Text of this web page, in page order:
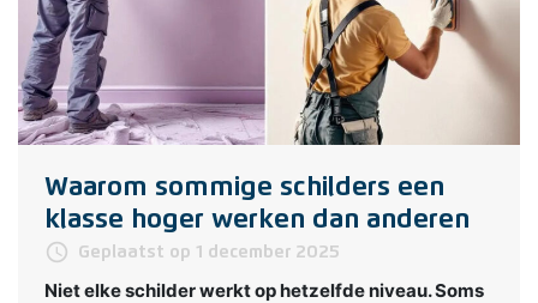
Waarom sommige schilders een
klasse hoger werken dan anderen
access_time Geplaatst op 1 december 2025
Niet elke schilder werkt op hetzelfde niveau. Soms